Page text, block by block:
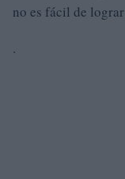
no es fácil de lograr
.